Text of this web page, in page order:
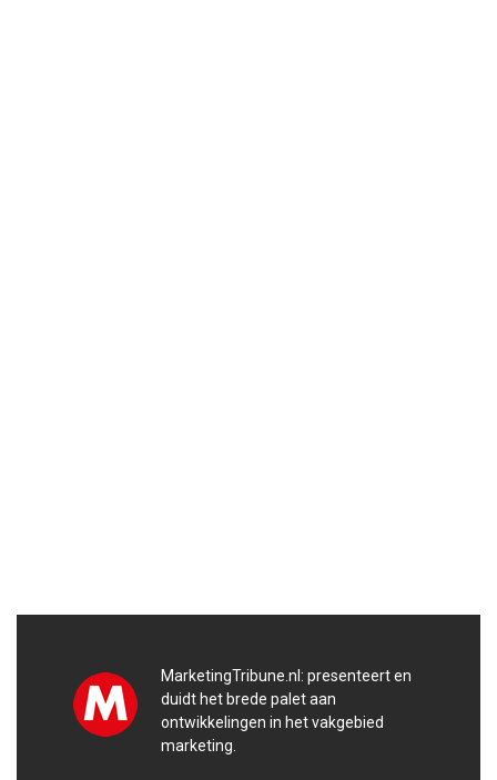
MarketingTribune.nl: presenteert en
duidt het brede palet aan
ontwikkelingen in het vakgebied
marketing.